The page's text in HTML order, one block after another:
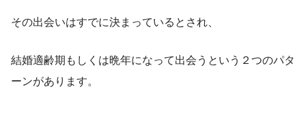
その出会いはすでに決まっているとされ、
結婚適齢期もしくは晩年になって出会うという２つのパタ
ーンがあります。